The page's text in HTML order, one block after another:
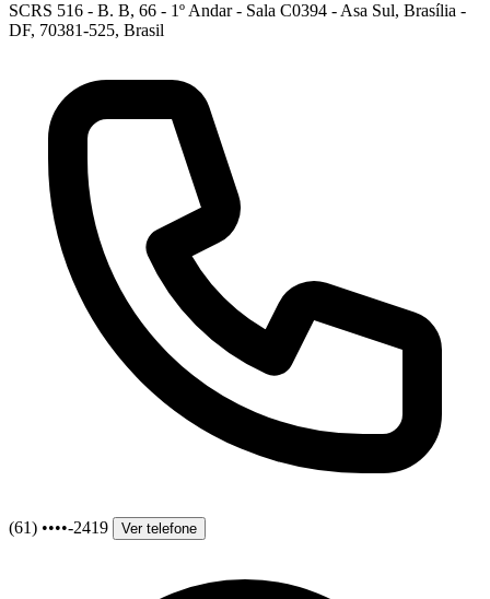
SCRS 516 - B. B, 66 - 1º Andar - Sala C0394 - Asa Sul, Brasília -
DF, 70381-525, Brasil
(61) ••••-2419 Ver telefone